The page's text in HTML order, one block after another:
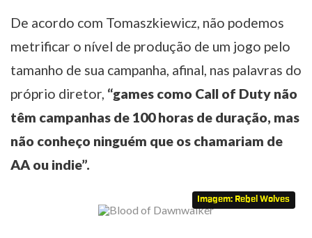
De acordo com Tomaszkiewicz, não podemos
metrificar o nível de produção de um jogo pelo
tamanho de sua campanha, afinal, nas palavras do
próprio diretor, “games como Call of Duty não
têm campanhas de 100 horas de duração, mas
não conheço ninguém que os chamariam de
AA ou indie”.
Imagem: Rebel Wolves